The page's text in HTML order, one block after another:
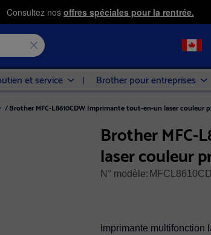
Consultez nos offres spéciales pour la rentrée.
et service Brother pour entreprises
/Brother MFC-L8610CDW Imprimante tout-en-un laser couleur
Brother MFC-
laser couleur
N° modèle:
Imprimante